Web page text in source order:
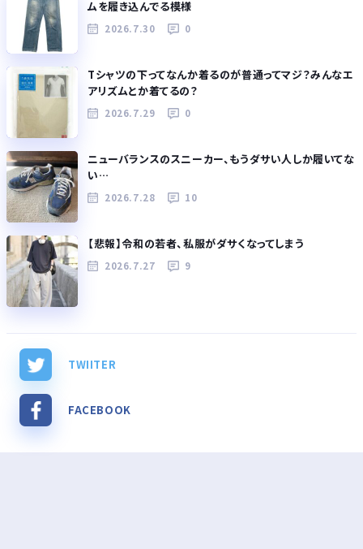
ムを履き込んでる模様
2026.7.30 0
Tシャツの下ってなんか着るのが普通ってマジ？みんなエ
アリズムとか着てるの？
2026.7.29 0
ニューバランスのスニーカー、もうダサい人しか履いてな
い…
2026.7.28 10
【悲報】令和の若者、私服がダサくなってしまう
2026.7.27 9
TWIITER
FACEBOOK